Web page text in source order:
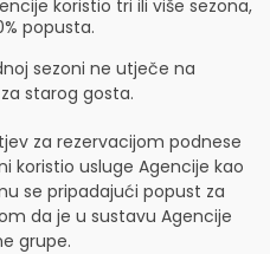
koristio tri ili više sezona,
popusta.
sezoni ne utječe na
starog gosta.
za rezervacijom podnese
koristio usluge Agencije kao
se pripadajući popust za
da je u sustavu Agencije
grupe.